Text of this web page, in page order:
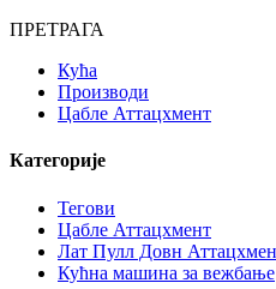
ПРЕТРАГА
Кућа
Производи
Цабле Аттацхмент
Категорије
Тегови
Цабле Аттацхмент
Лат Пулл Довн
Кућна машина за вежбање